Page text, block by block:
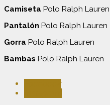
Camiseta Polo Ralph Lauren
Pantalón Polo Ralph Lauren
Gorra Polo Ralph Lauren
Bambas Polo Ralph Lauren